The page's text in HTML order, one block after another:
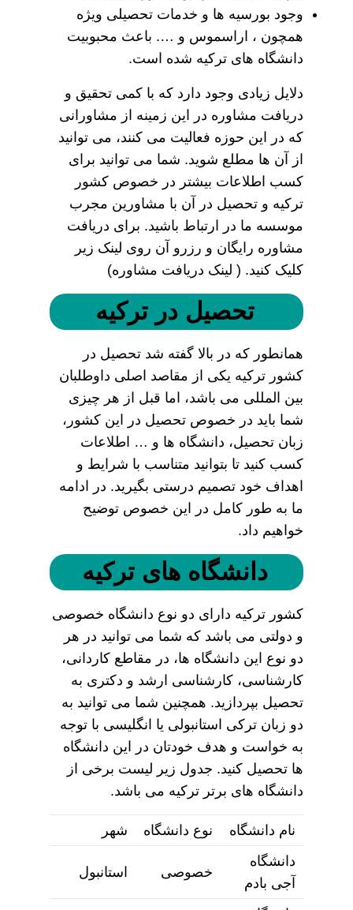
وجود بورسیه ها و خدمات تحصیلی ویژه
همچون ، اراسموس و …. باعث محبوبیت
دانشگاه های ترکیه شده است.
دلایل زیادی وجود دارد که با کمی تحقیق و
دریافت مشاوره در این زمینه از مشاورانی
که در این حوزه فعالیت می کنند، می توانید
از آن ها مطلع شوید. شما می توانید برای
کسب اطلاعات بیشتر در خصوص کشور
ترکیه و تحصیل در آن با مشاورین مجرب
موسسه ما در ارتباط باشید. برای دریافت
مشاوره رایگان و رزرو آن روی لینک زیر
کلیک کنید. ( لینک دریافت مشاوره)
تحصیل در ترکیه
همانطور که در بالا گفته شد تحصیل در
کشور ترکیه یکی از مقاصد اصلی داوطلبان
بین المللی می باشد، اما قبل از هر چیزی
شما باید در خصوص تحصیل در این کشور،
زبان تحصیل، دانشگاه ها و … اطلاعات
کسب کنید تا بتوانید متناسب با شرایط و
اهداف خود تصمیم درستی بگیرید. در ادامه
ما به طور کامل در این خصوص توضیح
خواهیم داد.
دانشگاه های ترکیه
کشور ترکیه دارای دو نوع دانشگاه خصوصی
و دولتی می باشد که شما می توانید در هر
دو نوع این دانشگاه ها، در مقاطع کاردانی،
کارشناسی، کارشناسی ارشد و دکتری به
تحصیل بپردازید. همچنین شما می توانید به
دو زبان ترکی استانبولی یا انگلیسی با توجه
به خواست و هدف خودتان در این دانشگاه
ها تحصیل کنید. جدول زیر لیست برخی از
دانشگاه های برتر ترکیه می باشد.
نام دانشگاه نوع دانشگاه
شهر
دانشگاه
آجی بادم
خصوصی استانبول